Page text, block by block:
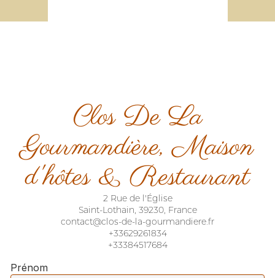
Clos De La
Gourmandière, Maison
d'hôtes & Restaurant
2 Rue de l'Église
Saint-Lothain, 39230, France
contact@clos-de-la-gourmandiere.fr
+33629261834
+33384517684
Prénom